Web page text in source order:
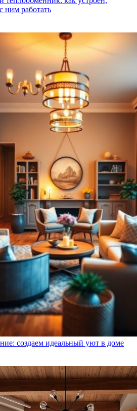
ним работать
создаем идеальный уют в доме